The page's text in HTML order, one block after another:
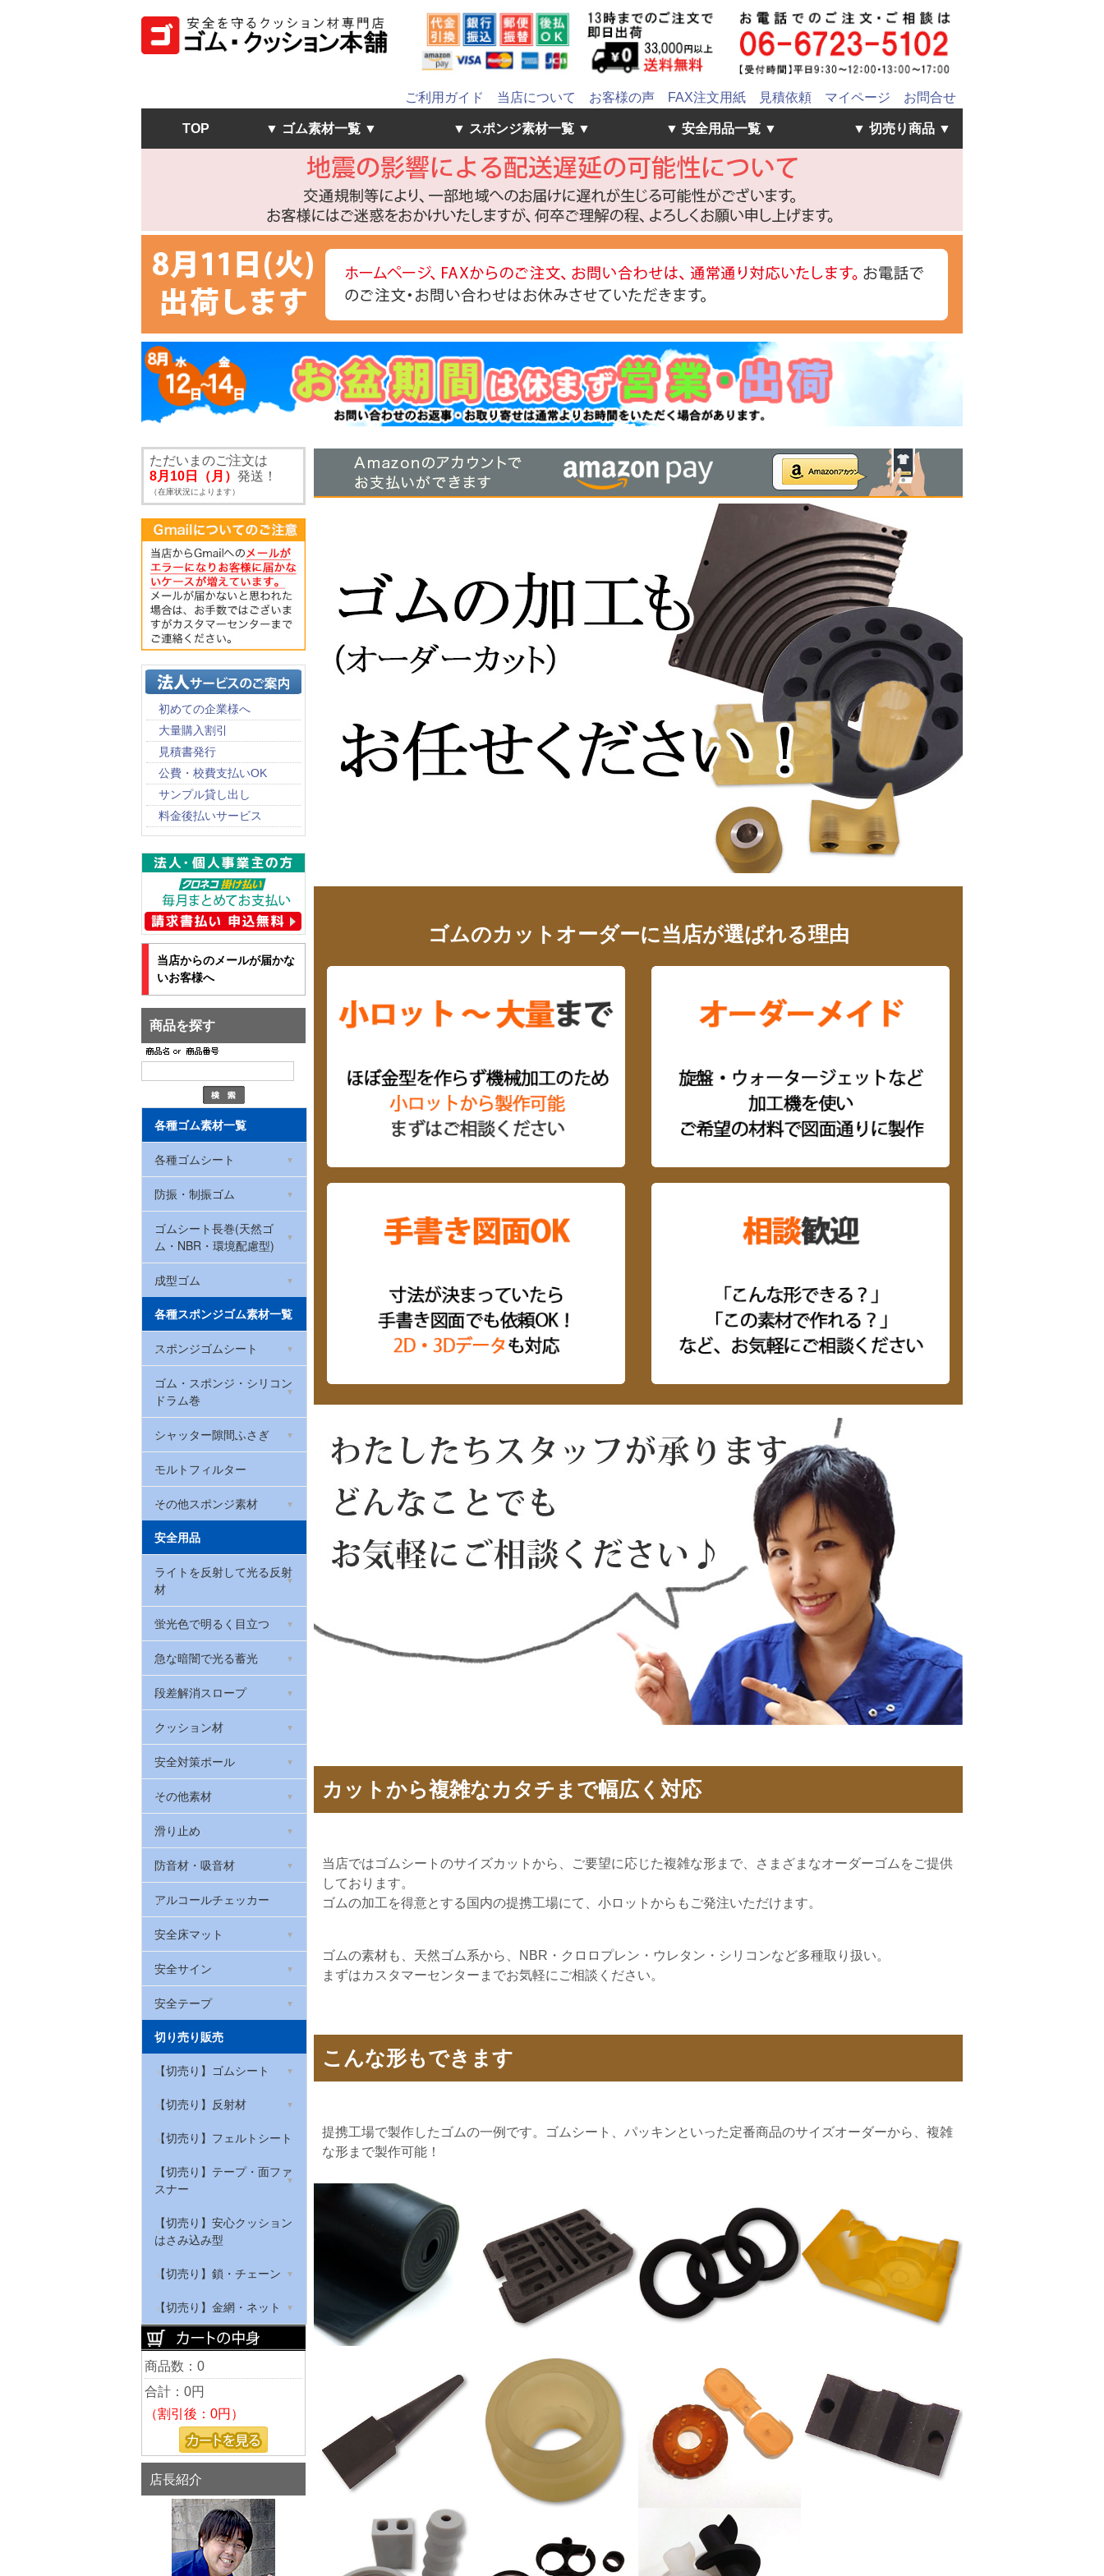
ご利用ガイド 当店について お客様の声 FAX注文用紙 見積依頼 マイページ お問合せ
TOP ▼ ゴム素材一覧 ▼ ▼ スポンジ素材一覧 ▼ ▼ 安全用品一覧 ▼ ▼ 切売り商品 ▼
ただいまのご注文は
8月10日（月） 発送！
（在庫状況によります）
初めての企業様へ
大量購入割引
見積書発行
公費・校費支払いOK
サンプル貸し出し
料金後払いサービス
当店からのメールが届かな
いお客様へ
商品を探す
各種ゴム素材一覧
各種ゴムシート
環境配慮型ゴムシート
(RoHS2対応)
NBRゴム(ニトリルゴム)
CRゴム(クロロプレン)
天然ゴム
クッションラバー
ウレタンゴム
マグネットゴム
EPDMゴム
シリコンゴム
ゴム素材用接着剤
天然ゴムシート 厚さ
0.5mm
天然ゴムシート 厚さ1mm
天然ゴムシート 厚さ3mm
天然ゴムシート 厚さ5mm
天然ゴムシート 厚さ2mm
滑り止めゴムシート
ブチルゴム
防振・制振ゴム
ハイパー防振ゴムマット
防振ゴム
ハイパー防振ゴムマット
(洗濯機・冷蔵庫用)
制振ゴム(ハネナイト)
W波ゴムクッション
防振・滑り止めゲル
ゴムシート長巻(天然ゴ
ム・NBR・環境配慮型)
厚さ0.5mm
厚さ1mm
厚さ2mm
厚さ3mm
厚さ5mm
厚さ0.2mm
厚さ0.3mm
成型ゴム
ゴムストッパー
防振クッションゴム(筒状)
ゴム栓
Oリング(オーリング・パッ
キン)
戸当たりゴム・カーストッ
パー(ゴムクッション)
戸当たりゴム(Rohs対応)
当たりゴム・バンパーガー
ド
各種スポンジゴム素材一覧
スポンジゴムシート
EPDMスポンジゴム
天然ゴム系スポンジゴム
スリムフレックス(ポロン
スポンジ)
ウレタンフォーム
低反発ウレタンフォーム
ウレタンチップクッション
環境配慮型スポンジゴム
(RoHS2対応)
高耐久スポンジシート
PEスポンジシート
ゴム・スポンジ・シリコン
ドラム巻
トンネンルゴム
シャッター隙間ふさぎ
シャッター取っ手
モルトフィルター
その他スポンジ素材
カラーシート
カラフルスポンジ
カラーポリエチレンシート
バックアップ材
安全用品
ライトを反射して光る反射
材
反射リフレクター
反射テープ
反射マグネットシート
衣類・布用反射フィルム
反射メッセージプレート
反射腕章(腕バンド)
黒い反射
蛍光色で明るく目立つ
蛍光テープ
蛍光マグネットシート
急な暗闇で光る蓄光
蓄光避難誘導ステッカー
光る!階段滑り止め
蓄光テープ
高輝度蓄光テープ
光る!階段滑り止め スーパ
ーアルファ・フラッシュ
貼ってはがせる蓄光テープ
段差解消スロープ
室内用段差解消スロープ
屋外用段差解消スロープ
高段差スポンジスロープ
クッション材
安心クッション(コーナー
ガード)
セーフティクッション
台車用やわらかバンパーク
ッション
台車用グリップ
壁用プロテクター
やわらかグリップ
ロボット掃除機の傷防止
安全対策ポール
車止めやわらかゴムポール
ベルト付きポール
カラープラポール
その他素材
照明反射材
滑り止め
ソフトクッション
室内用階段すべり止め
屋外用すべり止めテープ
滑り止めシート
厚手滑り止めシート
屋内用すべり止めテープ
お風呂用透明すべり止めテ
防音材・吸音材
吸音材「QonPET(キュー
オンペット)」
制振シート
遮音シート
吸音パッド・吸音フェルト
アルミテープ
アルコールチェッカー
安全床マット
滑り止めクッションマッ
ト メガマット
はがせるフェルトシート
足腰マット
ト・軽トラック荷台マッ
水切り安全歩行マット
安全サイン
コーン標示カバー
コーンバー用サイン
サインキャップ
反射標識ステッカー
穴あきコーン
安全テープ
やわらかトラテープ
屋内用ラインテープ ライ
切り売り販売
【切売り】ゴムシート
【切売り】天然ゴムシート
【切売り】NBRゴムシート
【切売り】環境配慮型ゴム
シート
【切売り】滑り止めゴム
スポンジチューブ・溝ゴム
【切売り】反射材
リフレクター
衣類・布用反射材
【切売り】フェルトシート
【切売り】テープ・面ファ
スナー
綿テープ
【切売り】安心クッション
はさみ込み型
【切売り】鎖・チェーン
鉄チェーン
ステンレスチェーン
アルミチェーン
プラスチックチェーン
【切売り】金網・ネット
亀甲金網
平織金網
商品数：0
合計： 0円
（割引後：0円）
店長紹介
ゴムのカットオーダーに当店が選ばれる理由
カットから複雑なカタチまで幅広く対応
当店ではゴムシートのサイズカットから、ご要望に応じた複雑な形まで、さまざまなオーダーゴムをご提供
しております。
ゴムの加工を得意とする国内の提携工場にて、小ロットからもご発注いただけます。
ゴムの素材も、天然ゴム系から、NBR・クロロプレン・ウレタン・シリコンなど多種取り扱い。
まずはカスタマーセンターまでお気軽にご相談ください。
こんな形もできます
提携工場で製作したゴムの一例です。ゴムシート、パッキンといった定番商品のサイズオーダーから、複雑
な形まで製作可能！